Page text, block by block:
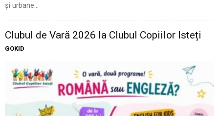
și urbane...
Clubul de Vară 2026 la Clubul Copiilor Isteți
GOKID